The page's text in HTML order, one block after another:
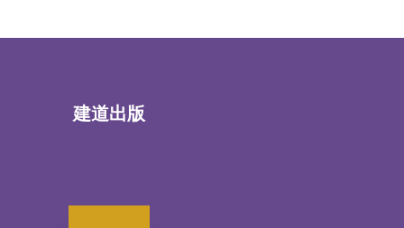
建道出版